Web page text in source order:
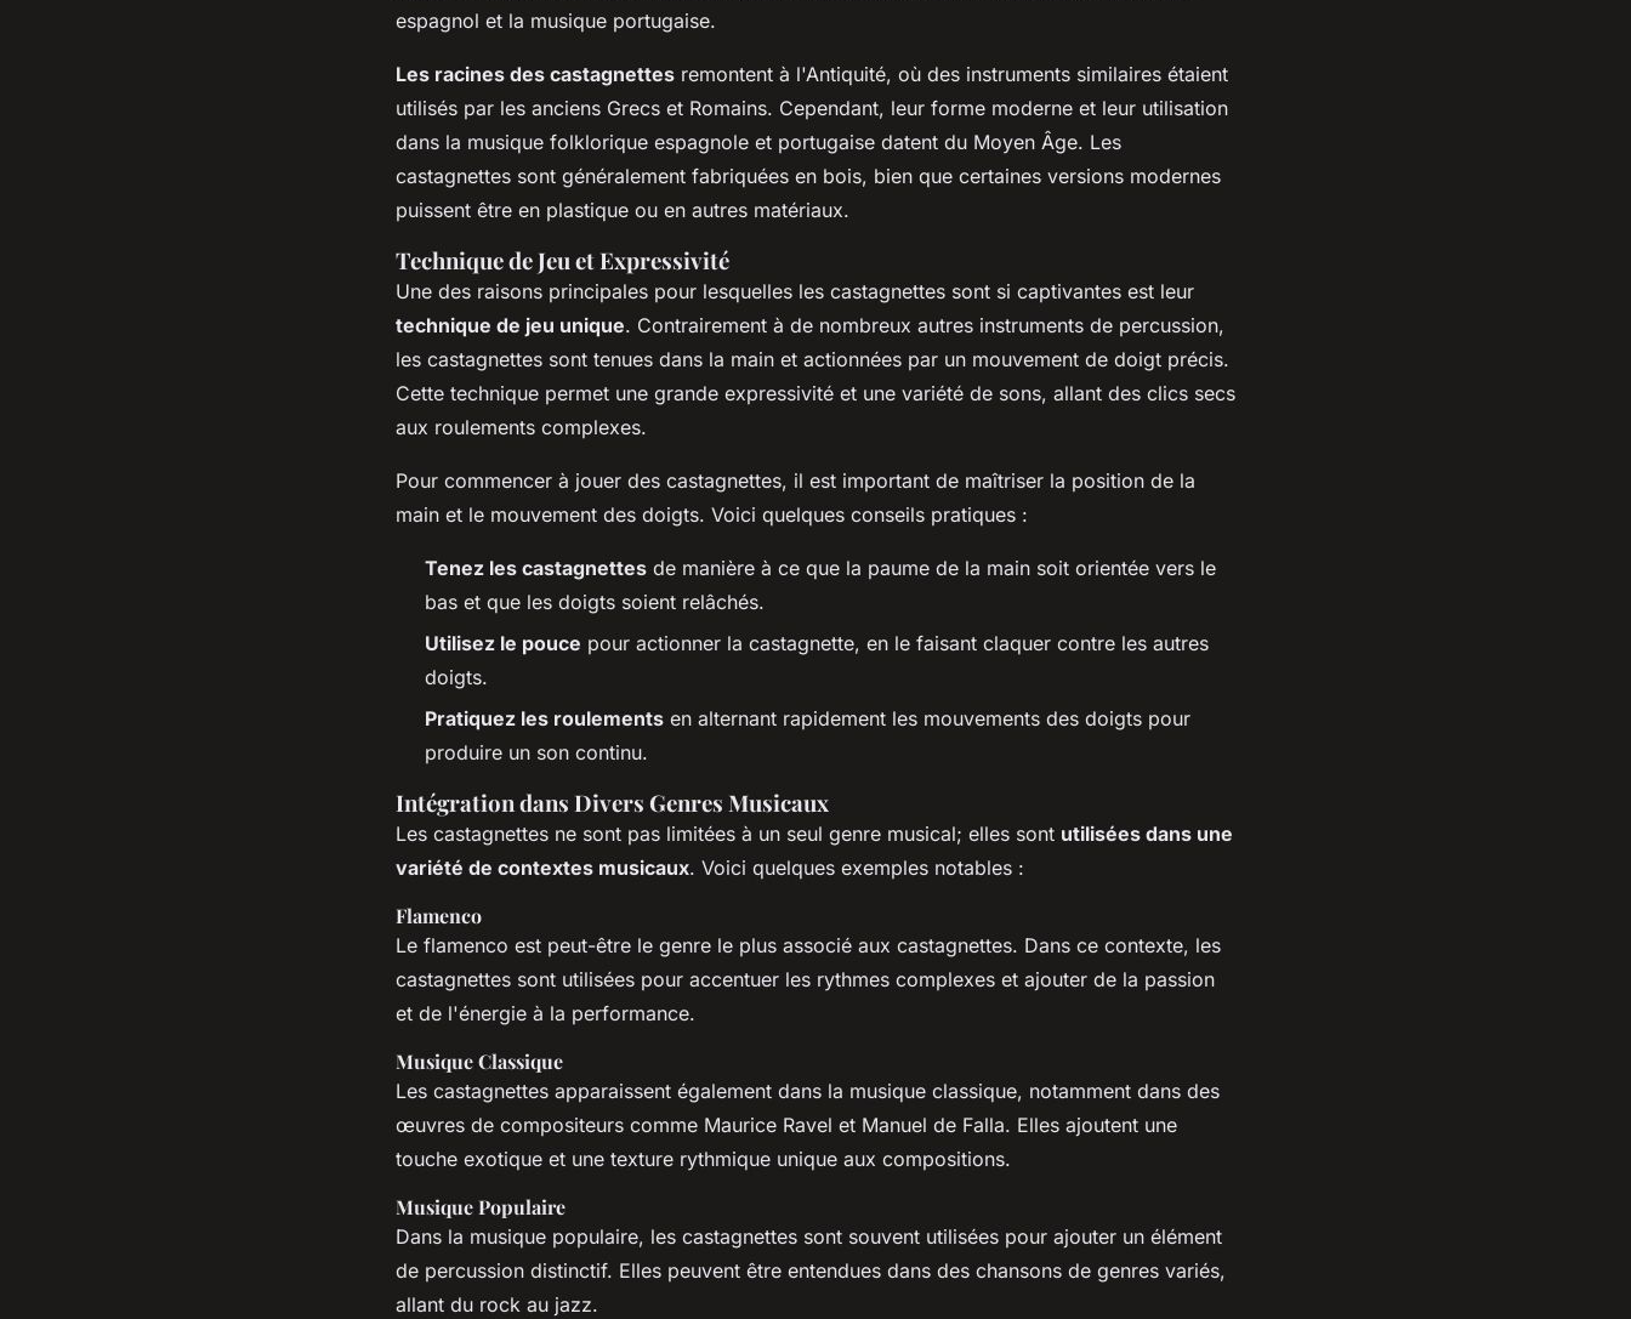
espagnol et la musique portugaise.
Les racines des castagnettes remontent à l'Antiquité, où des instruments similaires étaient
utilisés par les anciens Grecs et Romains. Cependant, leur forme moderne et leur utilisation
dans la musique folklorique espagnole et portugaise datent du Moyen Âge. Les
castagnettes sont généralement fabriquées en bois, bien que certaines versions modernes
puissent être en plastique ou en autres matériaux.
Technique de Jeu et Expressivité
Une des raisons principales pour lesquelles les castagnettes sont si captivantes est leur
technique de jeu unique. Contrairement à de nombreux autres instruments de percussion,
les castagnettes sont tenues dans la main et actionnées par un mouvement de doigt précis.
Cette technique permet une grande expressivité et une variété de sons, allant des clics secs
aux roulements complexes.
Pour commencer à jouer des castagnettes, il est important de maîtriser la position de la
main et le mouvement des doigts. Voici quelques conseils pratiques :
Tenez les castagnettes de manière à ce que la paume de la main soit orientée vers le
bas et que les doigts soient relâchés.
Utilisez le pouce pour actionner la castagnette, en le faisant claquer contre les autres
doigts.
Pratiquez les roulements en alternant rapidement les mouvements des doigts pour
produire un son continu.
Intégration dans Divers Genres Musicaux
Les castagnettes ne sont pas limitées à un seul genre musical; elles sont utilisées dans une
variété de contextes musicaux. Voici quelques exemples notables :
Flamenco
Le flamenco est peut-être le genre le plus associé aux castagnettes. Dans ce contexte, les
castagnettes sont utilisées pour accentuer les rythmes complexes et ajouter de la passion
et de l'énergie à la performance.
Musique Classique
Les castagnettes apparaissent également dans la musique classique, notamment dans des
œuvres de compositeurs comme Maurice Ravel et Manuel de Falla. Elles ajoutent une
touche exotique et une texture rythmique unique aux compositions.
Musique Populaire
Dans la musique populaire, les castagnettes sont souvent utilisées pour ajouter un élément
de percussion distinctif. Elles peuvent être entendues dans des chansons de genres variés,
allant du rock au jazz.